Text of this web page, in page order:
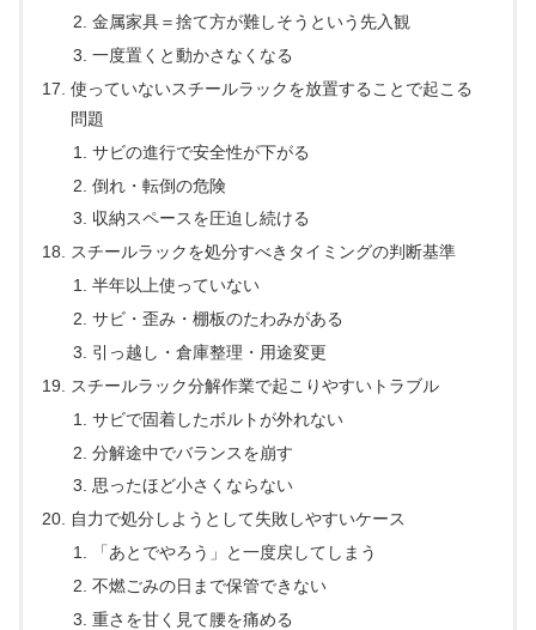
金属家具＝捨て方が難しそうという先入観
一度置くと動かさなくなる
使っていないスチールラックを放置することで起こる
問題
サビの進行で安全性が下がる
倒れ・転倒の危険
収納スペースを圧迫し続ける
スチールラックを処分すべきタイミングの判断基準
半年以上使っていない
サビ・歪み・棚板のたわみがある
引っ越し・倉庫整理・用途変更
スチールラック分解作業で起こりやすいトラブル
サビで固着したボルトが外れない
分解途中でバランスを崩す
思ったほど小さくならない
自力で処分しようとして失敗しやすいケース
「あとでやろう」と一度戻してしまう
不燃ごみの日まで保管できない
重さを甘く見て腰を痛める